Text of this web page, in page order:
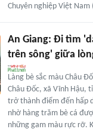
Chuyên nghiệp Việt Nam
An Giang: Đi tìm
trên sông' giữa
Làng bè sắc màu Châu
Châu Đốc, xã Vĩnh Hậu,
trở thành điểm đến hấp
nhờ hàng trăm bè cá
những gam màu rực rỡ.